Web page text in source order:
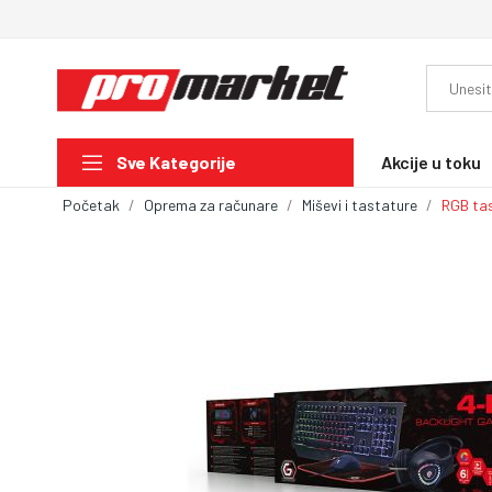
Sve Kategorije Akcije u toku
Početak Oprema za računare Miševi i tastature RGB